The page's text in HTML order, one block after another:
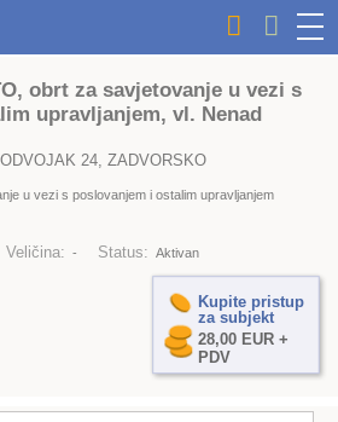
obrt za savjetovanje u vezi s
upravljanjem, vl. Nenad
24, ZADVORSKO
u vezi s poslovanjem i ostalim upravljanjem
Veličina: - Status: Aktivan
Kupite pristup
za subjekt
28,00 EUR +
PDV